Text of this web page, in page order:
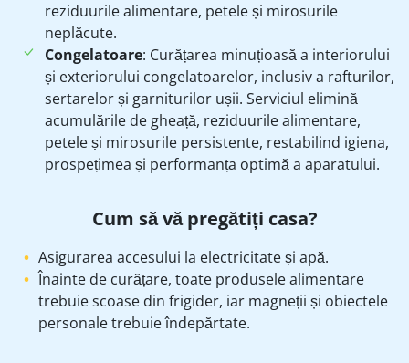
reziduurile alimentare, petele și mirosurile
neplăcute.
Congelatoare: Curățarea minuțioasă a interiorului
și exteriorului congelatoarelor, inclusiv a rafturilor,
sertarelor și garniturilor ușii. Serviciul elimină
acumulările de gheață, reziduurile alimentare,
petele și mirosurile persistente, restabilind igiena,
prospețimea și performanța optimă a aparatului.
Cum să vă pregătiți casa?
Asigurarea accesului la electricitate și apă.
Înainte de curățare, toate produsele alimentare
trebuie scoase din frigider, iar magneții și obiectele
personale trebuie îndepărtate.